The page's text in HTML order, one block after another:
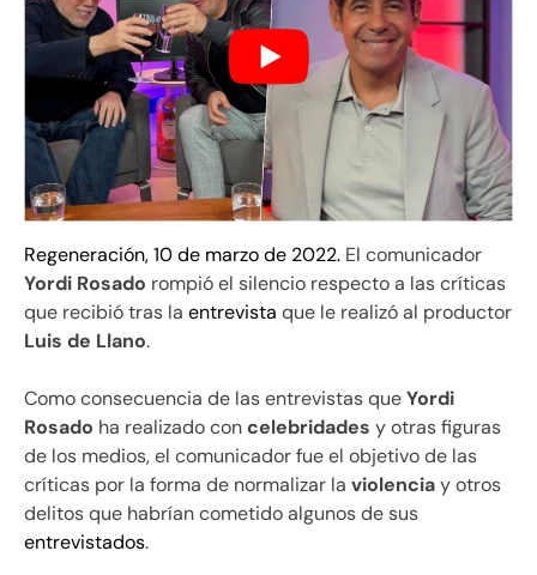
Regeneración, 10 de marzo de 2022. El comunicador
Yordi Rosado rompió el silencio respecto a las críticas
que recibió tras la entrevista que le realizó al productor
Luis de Llano.
Como consecuencia de las entrevistas queYordi
Rosado ha realizado concelebridades y otras figuras
de los medios, el comunicador fue el objetivo de las
críticas por la forma de normalizar la violenciay otros
delitos que habrían cometido algunos de sus
entrevistados.